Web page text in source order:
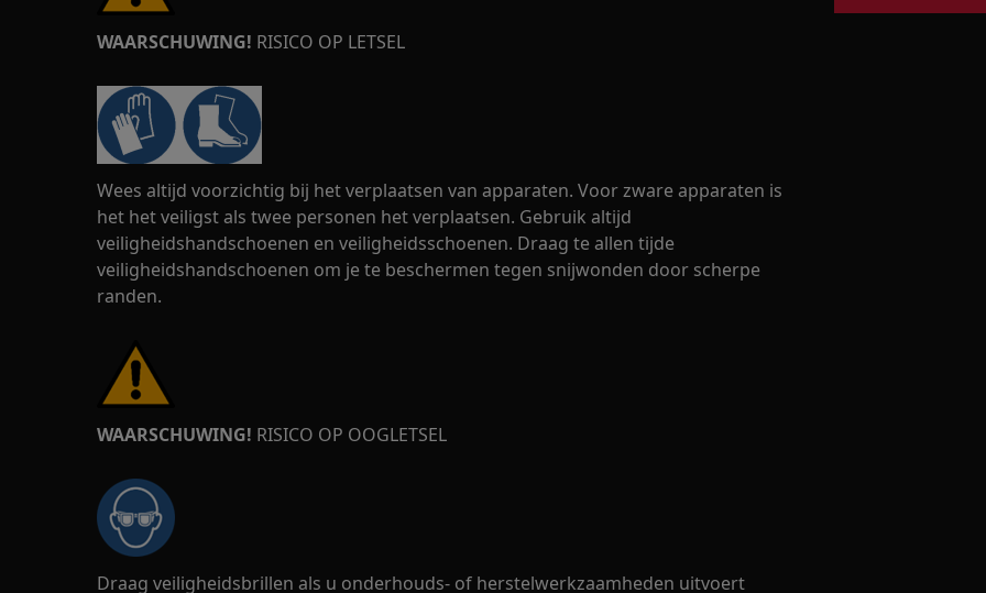
WAARSCHUWING! RISICO OP LETSEL
Wees altijd voorzichtig bij het verplaatsen van apparaten. Voor zware apparaten is
het het veiligst als twee personen het verplaatsen. Gebruik altijd
veiligheidshandschoenen en veiligheidsschoenen. Draag te allen tijde
veiligheidshandschoenen om je te beschermen tegen snijwonden door scherpe
randen.
WAARSCHUWING! RISICO OP OOGLETSEL
Draag veiligheidsbrillen als u onderhouds- of herstelwerkzaamheden uitvoert